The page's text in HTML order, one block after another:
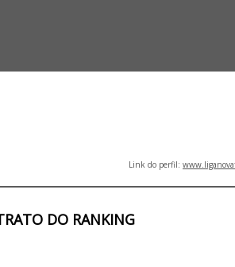
Link do perfil:
DO RANKING